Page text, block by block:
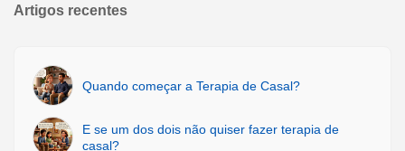
Artigos recentes
Quando começar a Terapia de Casal?
E se um dos dois não quiser fazer terapia de
casal?